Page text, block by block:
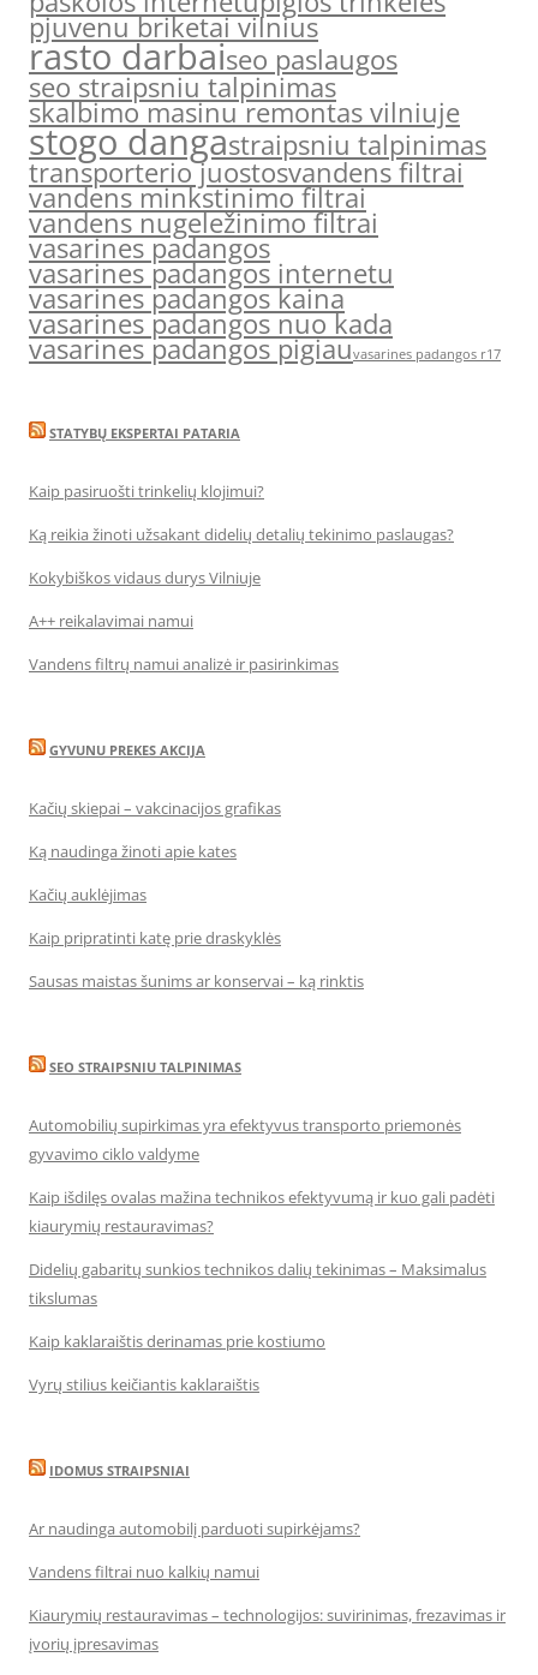
pjuvenu briketai vilnius
rasto darbaiseo paslaugos
seo straipsniu talpinimas
skalbimo masinu remontas vilniuje
stogo dangastraipsniu talpinimas
transporterio juostosvandens filtrai
vandens minkstinimo filtrai
vandens nugeležinimo filtrai
vasarines padangos
vasarines padangos internetu
vasarines padangos kaina
vasarines padangos nuo kada
vasarines padangos pigiauvasarines padangos r17
STATYBŲ EKSPERTAI PATARIA
Kaip pasiruošti trinkelių klojimui?
Ką reikia žinoti užsakant didelių detalių tekinimo paslaugas?
Kokybiškos vidaus durys Vilniuje
A++ reikalavimai namui
Vandens filtrų namui analizė ir pasirinkimas
GYVUNU PREKES AKCIJA
Kačių skiepai – vakcinacijos grafikas
Ką naudinga žinoti apie kates
Kačių auklėjimas
Kaip pripratinti katę prie draskyklės
Sausas maistas šunims ar konservai – ką rinktis
SEO STRAIPSNIU TALPINIMAS
Automobilių supirkimas yra efektyvus transporto priemonės
gyvavimo ciklo valdyme
Kaip išdilęs ovalas mažina technikos efektyvumą ir kuo gali padėti
kiaurymių restauravimas?
Didelių gabaritų sunkios technikos dalių tekinimas – Maksimalus
tikslumas
Kaip kaklaraištis derinamas prie kostiumo
Vyrų stilius keičiantis kaklaraištis
IDOMUS STRAIPSNIAI
Ar naudinga automobilį parduoti supirkėjams?
Vandens filtrai nuo kalkių namui
Kiaurymių restauravimas – technologijos: suvirinimas, frezavimas ir
įvorių įpresavimas